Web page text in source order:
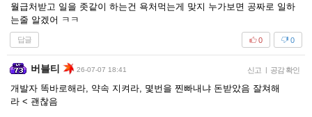
월급처받고 일을 좃같이 하는건 욕처먹는게 맞지 누가보면 공짜로 일하
는줄 알겠어 ㅋㅋ
답글 0
0
버블티 26-07-07 18:41 신고 | 공감 확인
개발자 똑바로해라, 약속 지켜라, 몇번을 찐빠내냐 돈받았음 잘쳐해
라 < 괜찮음